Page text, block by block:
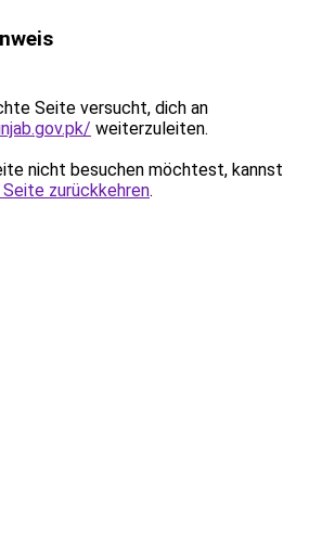
Seite versucht, dich an
weiterzuleiten.
nicht besuchen möchtest, kannst
zurückkehren.